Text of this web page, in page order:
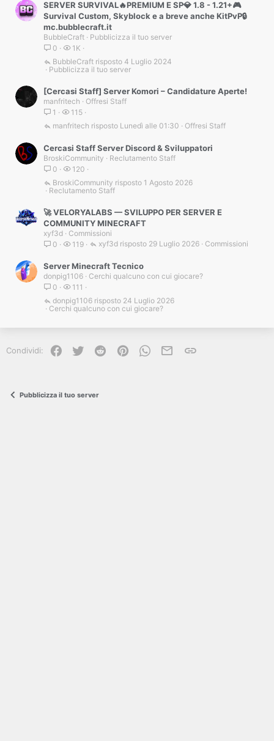
SERVER SURVIVAL🔥PREMIUM E SP💎 1.8 - 1.21+🎮
Survival Custom, Skyblock e a breve anche KitPvP🔒
mc.bubblecraft.it
BubbleCraft
Pubblicizza il tuo server
0
1K
Pubblicizza il tuo server
4 Luglio 2024
BubbleCraft
[Cercasi Staff] Server Komori – Candidature Aperte!
manfritech
Offresi Staff
1
115
Offresi Staff
Lunedì alle 01:30
manfritech
Cercasi Staff Server Discord & Sviluppatori
BroskiCommunity
Reclutamento Staff
0
120
Reclutamento Staff
1 Agosto 2026
BroskiCommunity
🚀 VELORYALABS — SVILUPPO PER SERVER E
COMMUNITY MINECRAFT
xyf3d
Commissioni
0
119 Commissioni
29 Luglio 2026
xyf3d
Server Minecraft Tecnico
donpig1106
Cerchi qualcuno con cui giocare?
0
111
Cerchi qualcuno con cui giocare?
24 Luglio 2026
donpig1106
Condividi: Facebook
Twitter Reddit PinterestWhatsApp
e-mailLink
Pubblicizza il tuo server